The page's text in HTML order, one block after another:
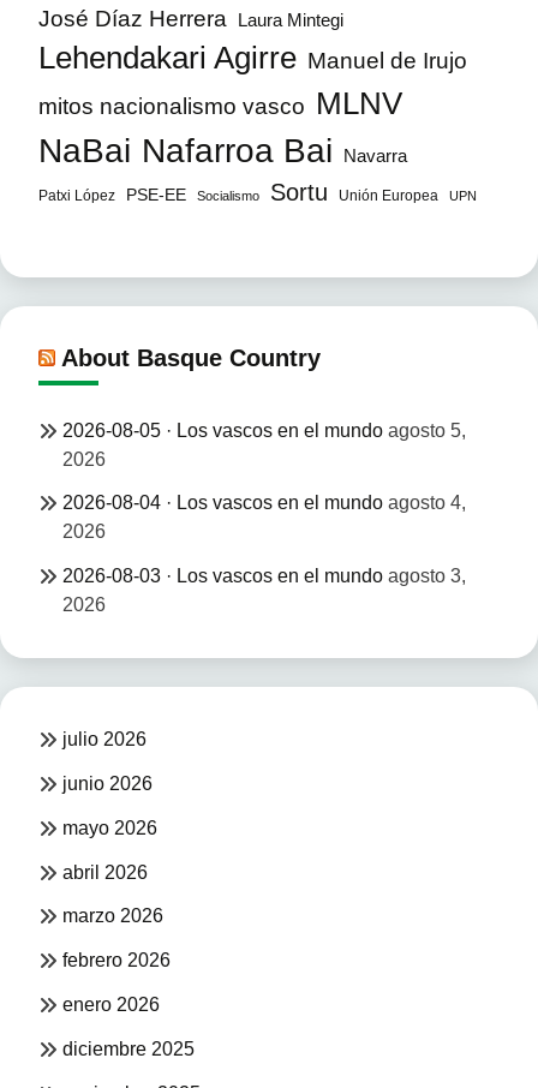
José Díaz Herrera Laura Mintegi
Lehendakari Agirre Manuel de Irujo
mitos nacionalismo vasco MLNV
NaBai Nafarroa Bai Navarra
Patxi López PSE-EE Socialismo Sortu Unión Europea UPN
About Basque Country
2026-08-05 · Los vascos en el mundo agosto 5,
2026
2026-08-04 · Los vascos en el mundo agosto 4,
2026
2026-08-03 · Los vascos en el mundo agosto 3,
2026
julio 2026
junio 2026
mayo 2026
abril 2026
marzo 2026
febrero 2026
enero 2026
diciembre 2025